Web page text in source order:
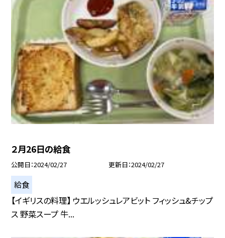
２月26日の給食
公開日 2024/02/27 更新日 2024/02/27
給食
【イギリスの料理】 ウエルッシュレアビット フィッシュ&チップ
ス 野菜スープ 牛...